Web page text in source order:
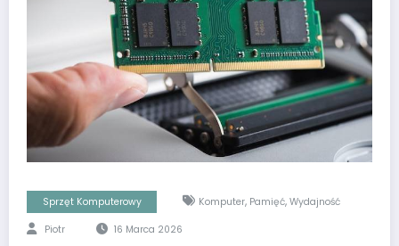
Sprzęt Komputerowy Komputer, Pamięć, Wydajność
Piotr 16 Marca 2026